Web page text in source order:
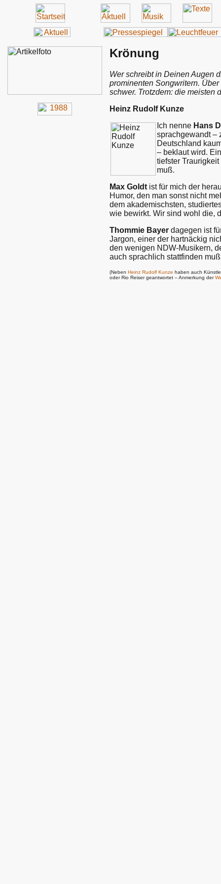
Krönung
Wer schreibt in Deinen Augen
prominenten Songwritern.
schwer. Trotzdem: die meisten
Heinz Rudolf Kunze
Ich nenne Hans
sprachgewandt –
Deutschland
– beklaut wird.
tiefster
muß.
Max Goldt ist für mich der
Humor, den man sonst nicht
dem akademischsten,
wie bewirkt. Wir sind wohl die,
Thommie Bayer dagegen ist
Jargon, einer der hartnäckig
den wenigen NDW-Musikern,
auch sprachlich stattfinden
(Neben Heinz Rudolf Kunze haben auch
oder Rio Reiser geantwortet – Anmerkung der